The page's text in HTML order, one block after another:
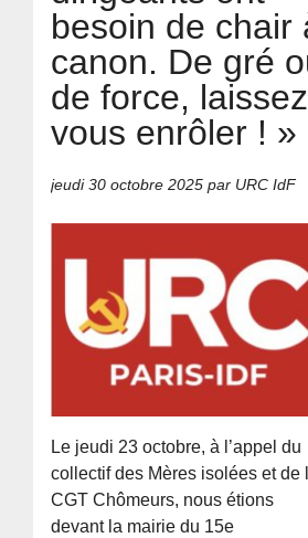
besoin de chair
canon. De gré
de force,
vous enrôler ! »
jeudi 30 octobre 2025 par URC IdF
Le jeudi 23 octobre, à l’appel du
collectif des Mères isolées et de
CGT Chômeurs, nous étions
devant la mairie du 15e